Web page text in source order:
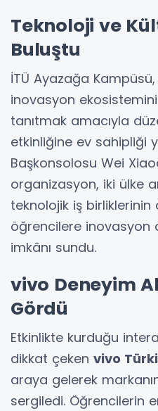
Teknoloji ve
Buluştu
İTÜ Ayazağa
inovasyon
tanıtmak amacıyla
etkinliğine ev sahipliği
Başkonsolosu Wei
organizasyon, iki ülke
teknolojik iş
öğrencilere inovasyon
imkânı sundu.
vivo Deneyim
Gördü
Etkinlikte kurduğu
dikkat çeken vivo
araya gelerek
sergiledi. Öğrencilerin